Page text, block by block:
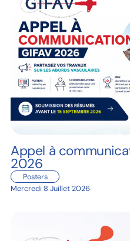
Appel à
2026
Mercredi 8 Juillet 2026
Posters